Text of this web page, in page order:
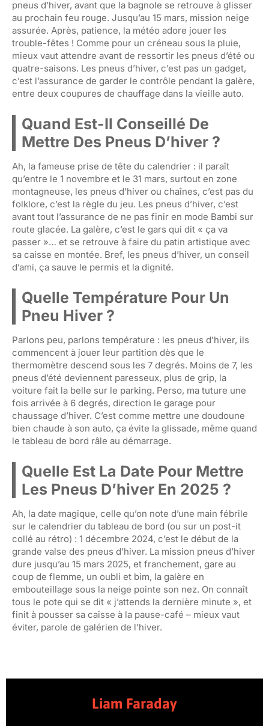
pneus d’hiver, avant que la bagnole se retrouve à glisser
au prochain feu rouge. Jusqu’au 15 mars, mission neige
assurée. Après, patience, la météo adore jouer les
trouble-fêtes ! Comme pour un créneau sous la pluie,
mieux vaut attendre avant de ressortir les pneus d’été ou
quatre-saisons. Les pneus d’hiver, c’est pas un gadget,
c’est l’assurance de garder le contrôle pendant la galère,
entre deux coupures de chauffage dans la vieille auto.
Quand Est-Il Conseillé De
Mettre Des Pneus D’hiver ?
Ah, la fameuse prise de tête du calendrier : il paraît
qu’entre le 1 novembre et le 31 mars, surtout en zone
montagneuse, les pneus d’hiver ou chaînes, c’est pas du
folklore, c’est la règle du jeu. Les pneus d’hiver, c’est
avant tout l’assurance de ne pas finir en mode Bambi sur
route glacée. La galère, c’est le gars qui dit « ça va
passer »… et se retrouve à faire du patin artistique avec
sa caisse en montée. Bref, les pneus d’hiver, un conseil
d’ami, ça sauve le permis et la dignité.
Quelle Température Pour Un
Pneu Hiver ?
Parlons peu, parlons température : les pneus d’hiver, ils
commencent à jouer leur partition dès que le
thermomètre descend sous les 7 degrés. Moins de 7, les
pneus d’été deviennent paresseux, plus de grip, la
voiture fait la belle sur le parking. Perso, ma tuture une
fois arrivée à 6 degrés, direction le garage pour
chaussage d’hiver. C’est comme mettre une doudoune
bien chaude à son auto, ça évite la glissade, même quand
le tableau de bord râle au démarrage.
Quelle Est La Date Pour Mettre
Les Pneus D’hiver En 2025 ?
Ah, la date magique, celle qu’on note d’une main fébrile
sur le calendrier du tableau de bord (ou sur un post-it
collé au rétro) : 1 décembre 2024, c’est le début de la
grande valse des pneus d’hiver. La mission pneus d’hiver
dure jusqu’au 15 mars 2025, et franchement, gare au
coup de flemme, un oubli et bim, la galère en
embouteillage sous la neige pointe son nez. On connaît
tous le pote qui se dit « j’attends la dernière minute », et
finit à pousser sa caisse à la pause-café – mieux vaut
éviter, parole de galérien de l’hiver.
Liam Faraday